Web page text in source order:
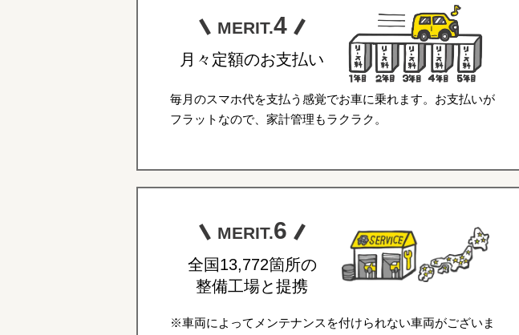
MERIT.4
月々定額のお支払い
毎月のスマホ代を支払う感覚でお車に乗れます。お支払いが
フラットなので、家計管理もラクラク。
MERIT.6
全国13,772箇所の
整備工場と提携
※車両によってメンテナンスを付けられない車両がございま